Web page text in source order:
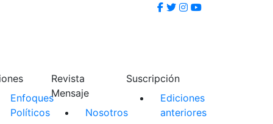
Enfoques
Políticos
Revista
Mensaje
Nosotros
Suscripción
Ediciones
anteriores